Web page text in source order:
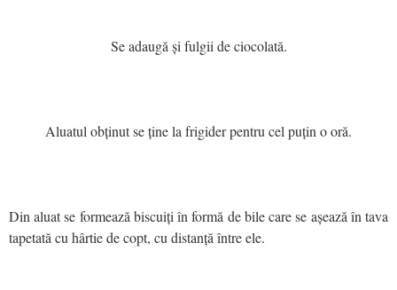
Se adaugă și fulgii de ciocolată.
Aluatul obținut se ține la frigider pentru cel puțin o oră.
Din aluat se formează biscuiți în formă de bile care se așează în tava
tapetată cu hârtie de copt, cu distanță între ele.